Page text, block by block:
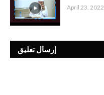
April 23, 2022
إرسال تعليق